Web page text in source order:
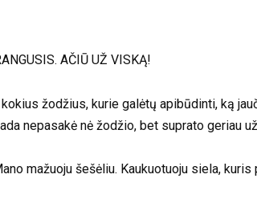
AČIŪ UŽ VISKĄ!
žodžius, kurie galėtų apibūdinti, ką
nepasakė nė žodžio, bet suprato geriau
mažuoju šešėliu. Kaukuotuoju siela,